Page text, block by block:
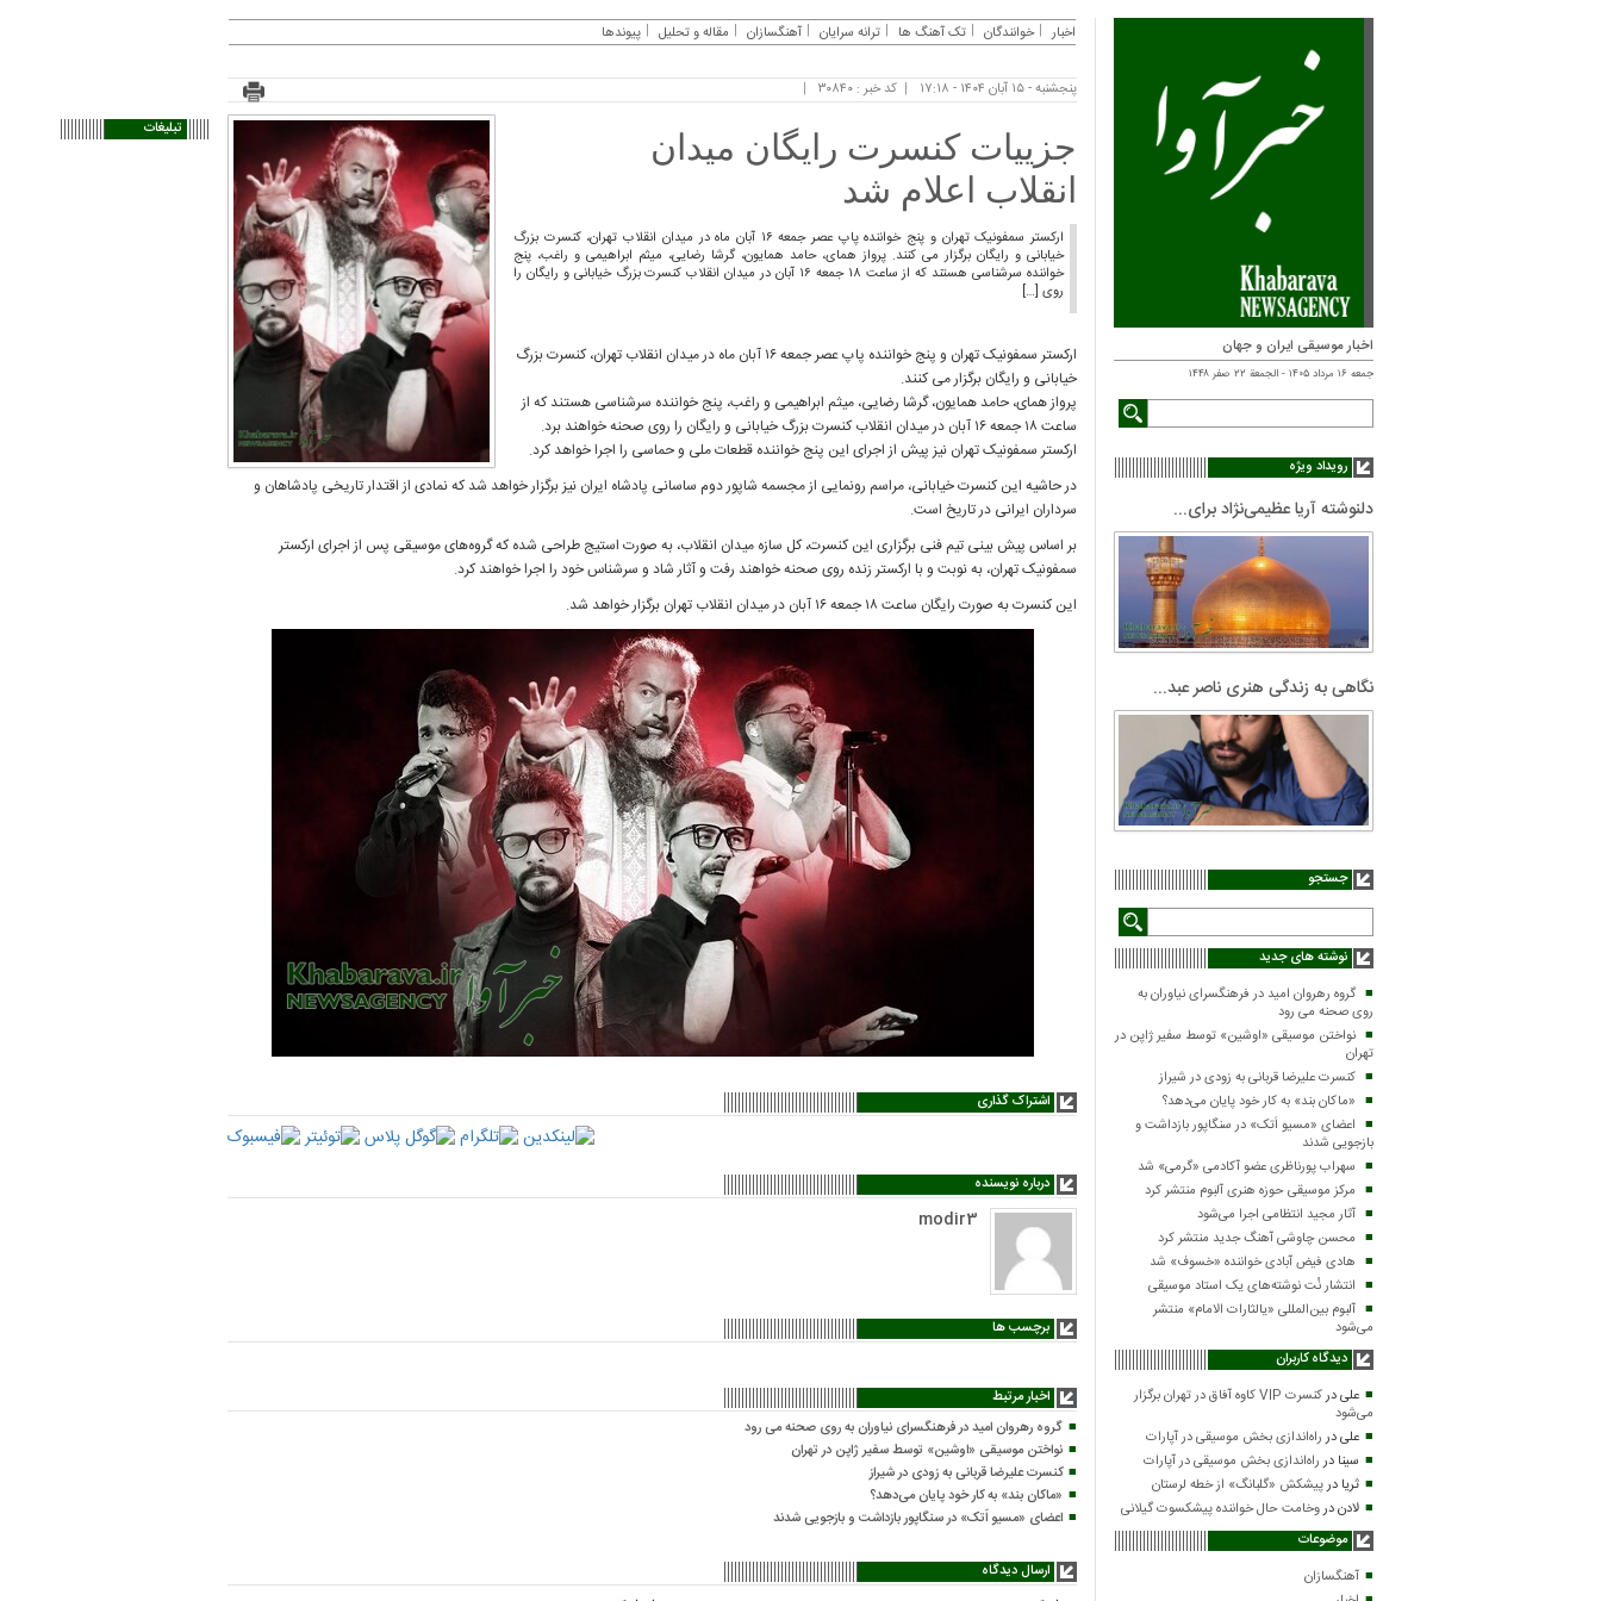
اخبار موسیقی ایران و جهان
جمعه ۱۶ مرداد ۱۴۰۵ - الجمعة ۲۲ صفر ۱۴۴۸
رویداد ویژه
دلنوشته آریا عظیمی‌نژاد برای...
نگاهی به زندگی هنری ناصر عبد...
جستجو
نوشته های جدید
گروه رهروان امید در فرهنگسرای نیاوران به
روی صحنه می رود
نواختن موسیقی «اوشین» توسط سفیر ژاپن در
تهران
کنسرت علیرضا قربانی به زودی در شیراز
«ماکان بند» به کار خود پایان می‌دهد؟
اعضای «مسیو اَتک» در سنگاپور بازداشت و
بازجویی شدند
سهراب پورناظری عضو آکادمی «گرمی» شد
مرکز موسیقی حوزه هنری آلبوم منتشر کرد
آثار مجید انتظامی اجرا می‌شود
محسن چاوشی آهنگ جدید منتشر کرد
هادی فیض آبادی خواننده «خسوف» شد
انتشار نُت نوشته‌های یک استاد موسیقی
آلبوم بین‌المللی «یالثارات الامام» منتشر
می‌شود
دیدگاه کاربران
علیدر
کنسرت VIP کاوه آفاق در تهران برگزار
می‌شود
علیدرراه‌اندازی بخش موسیقی در آپارات
سینا درراه‌اندازی بخش موسیقی در آپارات
ثریا درپیشکش «گلبانگ» از خطه لرستان
لادندروخامت حال خواننده پیشکسوت گیلانی
موضوعات
آهنگسازان
اخبار خوانندگان تک آهنگ ها ترانه سرایان آهنگسازان مقاله و تحلیل پیوندها
پنجشنبه - ۱۵ آبان ۱۴۰۴ - ۱۷:۱۸ کد خبر : ۳۰۸۴۰
جزییات کنسرت رایگان میدان
انقلاب اعلام شد
ارکستر سمفونیک تهران و پنج خواننده پاپ عصر جمعه ۱۶ آبان ماه در میدان انقلاب تهران، کنسرت بزرگ
خیابانی و رایگان برگزار می کنند. پرواز همای، حامد همایون، گرشا رضایی، میثم ابراهیمی و راغب، پنج
خواننده سرشناسی هستند که از ساعت ۱۸ جمعه ۱۶ آبان در میدان انقلاب کنسرت بزرگ خیابانی و رایگان را
روی […]
ارکستر سمفونیک تهران و پنج خواننده پاپ عصر جمعه ۱۶ آبان ماه در میدان انقلاب تهران، کنسرت بزرگ
خیابانی و رایگان برگزار می کنند.
پرواز همای، حامد همایون، گرشا رضایی، میثم ابراهیمی و راغب، پنج خواننده سرشناسی هستند که از
ساعت ۱۸ جمعه ۱۶ آبان در میدان انقلاب کنسرت بزرگ خیابانی و رایگان را روی صحنه خواهند برد.
ارکستر سمفونیک تهران نیز پیش از اجرای این پنج خواننده قطعات ملی و حماسی را اجرا خواهد کرد.
در حاشیه این کنسرت خیابانی، مراسم رونمایی از مجسمه شاپور دوم ساسانی پادشاه ایران نیز برگزار خواهد شد که نمادی از اقتدار تاریخی پادشاهان و
سرداران ایرانی در تاریخ است.
بر اساس پیش بینی تیم فنی برگزاری این کنسرت، کل سازه میدان انقلاب، به صورت استیج طراحی شده که گروه‌های موسیقی پس از اجرای ارکستر
سمفونیک تهران، به نوبت و با ارکستر زنده روی صحنه خواهند رفت و آثار شاد و سرشناس خود را اجرا خواهند کرد.
این کنسرت به صورت رایگان ساعت ۱۸ جمعه ۱۶ آبان در میدان انقلاب تهران برگزار خواهد شد.
اشتراک گذاری
درباره نویسنده
modir3
برچسب ها
اخبار مرتبط
گروه رهروان امید در فرهنگسرای نیاوران به روی صحنه می رود
نواختن موسیقی «اوشین» توسط سفیر ژاپن در تهران
کنسرت علیرضا قربانی به زودی در شیراز
«ماکان بند» به کار خود پایان می‌دهد؟
اعضای «مسیو اَتک» در سنگاپور بازداشت و بازجویی شدند
ارسال دیدگاه
تبلیغات